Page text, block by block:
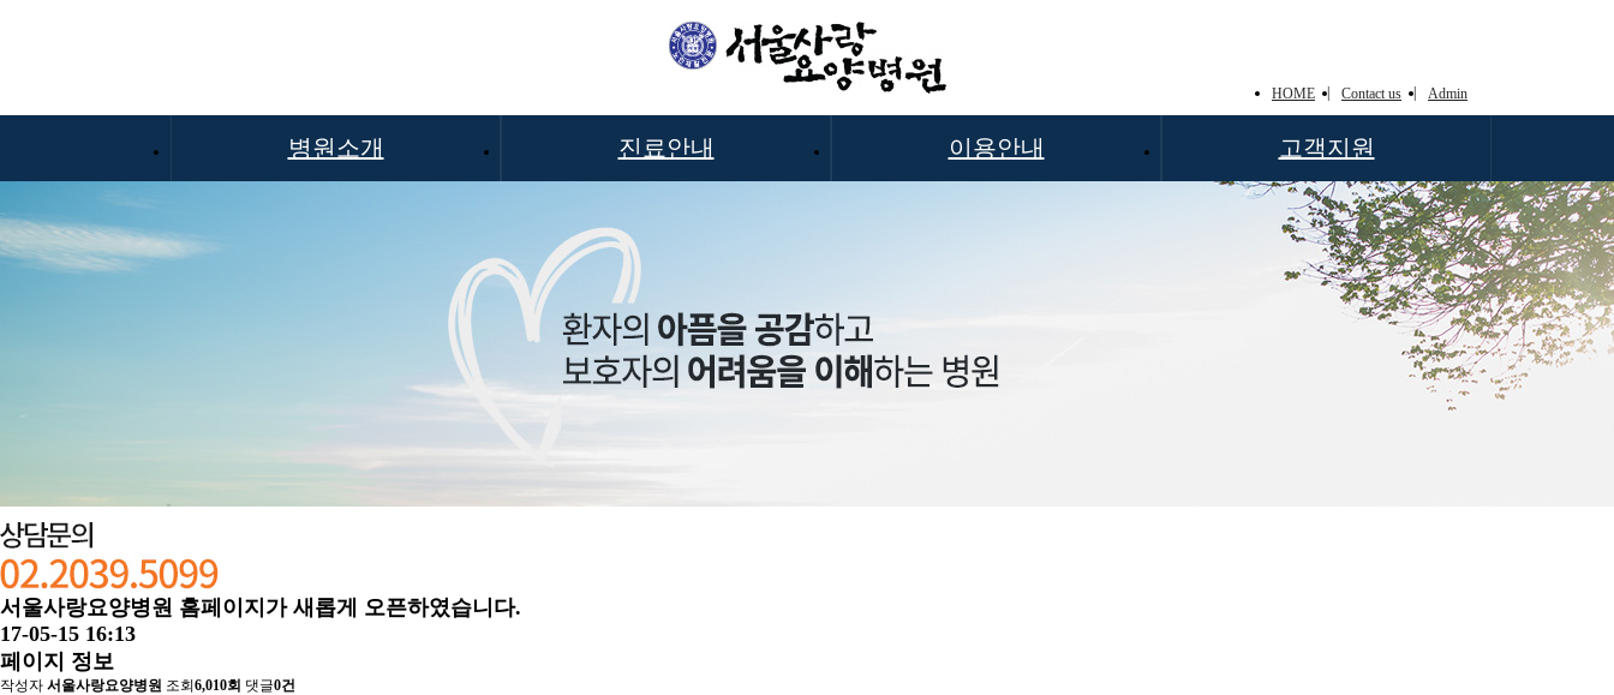
HOME Contact us Admin
병원소개 진료안내
주요 질환
재활프로그램
이용안내 고객지원
공지사항
갤러리
질문과 답변
개인정보처리방침
서울사랑요양병원 홈페이지가 새롭게 오픈하였습니다.
17-05-15 16:13
페이지 정보
작성자 서울사랑요양병원 조회 6,010회 댓글0건